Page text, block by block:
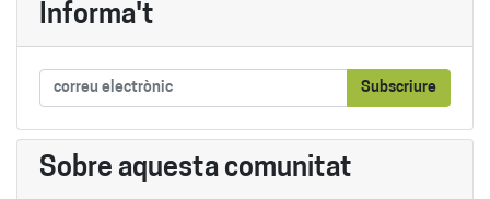
Informa't
Subscriure
Sobre aquesta comunitat